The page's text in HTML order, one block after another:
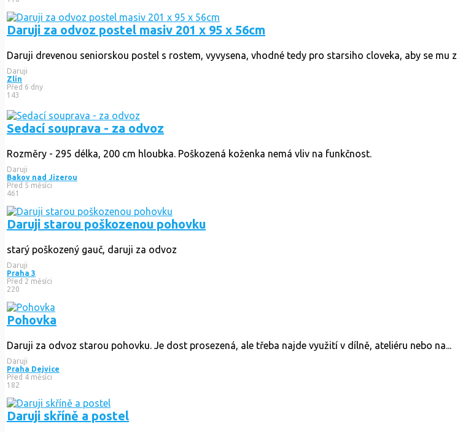
Daruji za odvoz postel masiv 201 x 95 x 56cm
Daruji drevenou seniorskou postel s rostem, vyvysena, vhodné tedy pro starsiho cloveka, aby se mu z ...
Daruji
Zlín
Před 6 dny
143
Sedací souprava - za odvoz
Rozměry - 295 délka, 200 cm hloubka. Poškozená koženka nemá vliv na funkčnost.
Daruji
Bakov nad Jizerou
Před 5 měsíci
461
Daruji starou poškozenou pohovku
starý poškozený gauč, daruji za odvoz
Daruji
Praha 3
Před 2 měsíci
220
Pohovka
Daruji za odvoz starou pohovku. Je dost prosezená, ale třeba najde využití v dílně, ateliéru nebo na...
Daruji
Praha Dejvice
Před 4 měsíci
182
Daruji skříně a postel